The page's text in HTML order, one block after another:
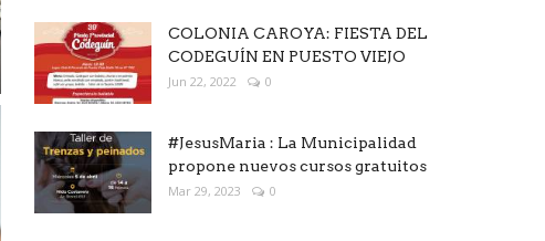
COLONIA CAROYA: FIESTA DEL
CODEGUÍN EN PUESTO VIEJO
Jun 22, 2022 0
#JesusMaria : La Municipalidad
propone nuevos cursos gratuitos
Mar 29, 2023 0